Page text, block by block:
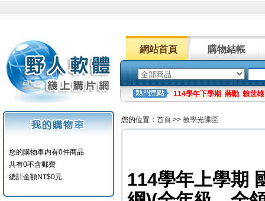
網站首頁 購物結帳
114學年下學期 蔣勳 賴世雄
您的購物車内有0件商品
共有0不含郵費
總計金額NT$0元
您的位置： 首頁 >> 教學光碟區
114學年上學期